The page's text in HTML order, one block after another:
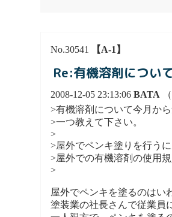
No.30541 【A-1】
Re:有機溶剤につい
2008-12-05 23:13:06BATA
>有機溶剤について今月か
>一つ教えて下さい。
>
>屋外でペンキ塗りを行う
>屋外での有機溶剤の使用
>
屋外でペンキを塗るのはい
塗装業の社長さんで従業員